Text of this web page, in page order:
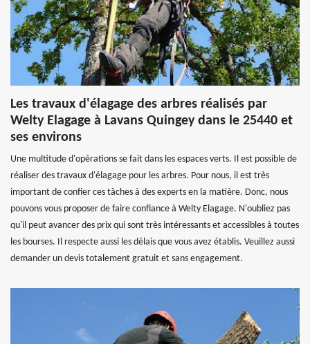
Les travaux d'élagage des arbres réalisés par
Welty Elagage à Lavans Quingey dans le 25440 et
ses environs
Une multitude d'opérations se fait dans les espaces verts. Il est possible de
réaliser des travaux d'élagage pour les arbres. Pour nous, il est très
important de confier ces tâches à des experts en la matière. Donc, nous
pouvons vous proposer de faire confiance à Welty Elagage. N'oubliez pas
qu'il peut avancer des prix qui sont très intéressants et accessibles à toutes
les bourses. Il respecte aussi les délais que vous avez établis. Veuillez aussi
demander un devis totalement gratuit et sans engagement.